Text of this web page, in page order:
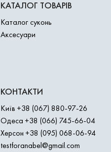
КАТАЛОГ ТОВАРІВ
Каталог суконь
Аксесуари
КОНТАКТИ
Київ +38 (067) 880-97-26
Одеса +38 (066) 745-66-04
Херсон +38 (095) 068-06-94
testforanabel@gmail.com